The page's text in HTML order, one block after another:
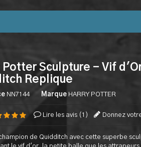
Potter Sculpture - Vif
Replique
NN7144 Marque HARRY POTTER
Lire les avis ( 1 ) Donnez
de Quidditch avec cette superbe